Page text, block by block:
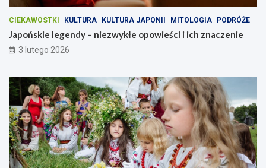
n
a
z
e
e
CIEKAWOSTKI KULTURA KULTURA JAPONII MITOLOGIA PODRÓŻE
Japońskie legendy – niezwykłe opowieści i ich znaczenie
3 lutego 2026